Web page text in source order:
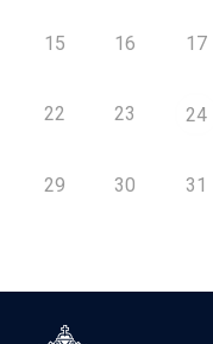
15 16 17
22 23 24
29 30 31